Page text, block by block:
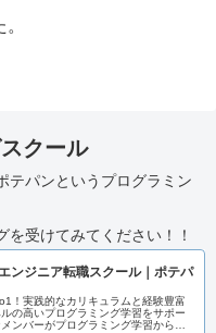
クール
テパンというプログラミン
受けてみてください！！
ンジニア転職スクール｜ポテパ
！実践的なカリキュラムと経験豊富
の高いプログラミング学習をサポー
ンバーがプログラミング学習からエ